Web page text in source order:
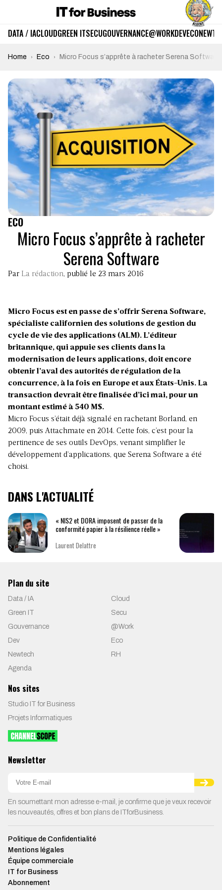
DATA / IACLOUDGREEN ITSECUGOUVERNANCE@WORKDEVECO
Home Eco Micro Focus s’apprête à racheter Serena Software
ECO
Micro Focus s’apprête à racheter
Serena Software
Par La rédaction, publié le 23 mars 2016
Micro Focus est en passe de s’offrir Serena Software,
spécialiste californien des solutions de gestion du
cycle de vie des applications (ALM). L’éditeur
britannique, qui appuie ses clients dans la
modernisation de leurs applications, doit encore
obtenir l’aval des autorités de régulation de la
concurrence, à la fois en Europe et aux États-Unis. La
transaction devrait être finalisée d’ici mai, pour un
montant estimé à 540 M$.
Micro Focus s’était déjà signalé en rachetant Borland, en
2009, puis Attachmate en 2014. Cette fois, c’est pour la
pertinence de ses outils DevOps, venant simplifier le
développement d’applications, que Serena Software a été
choisi.
DANS L'ACTUALITÉ
« NIS2 et DORA imposent de passer de la
conformité papier à la résilience réelle »
Laurent Delattre
Plan du site
Data / IA
Cloud
Green IT
Secu
Gouvernance
@Work
Dev
Eco
Newtech
RH
Agenda
Nos sites
Studio IT for Business
Projets Informatiques
Newsletter
En soumettant mon adresse e-mail, je confirme que je veux recevoir
les nouveautés, offres et bon plans de ITforBusiness.
Politique de Confidentialité
Mentions légales
Équipe commerciale
IT for Business
Abonnement